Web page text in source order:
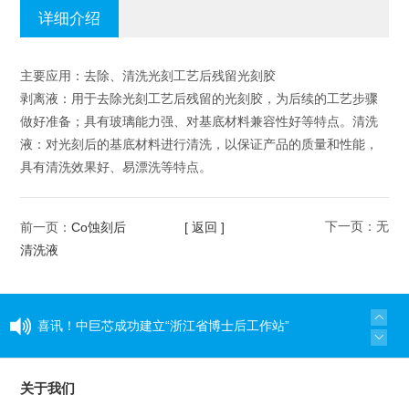
详细介绍
主要应用：去除、清洗光刻工艺后残留光刻胶
剥离液：用于去除光刻工艺后残留的光刻胶，为后续的工艺步骤
做好准备；具有玻璃能力强、对基底材料兼容性好等特点。清洗
液：对光刻后的基底材料进行清洗，以保证产品的质量和性能，
具有清洗效果好、易漂洗等特点。
前一页：Co蚀刻后
清洗液
[ 返回 ] 下一页：无
喜讯！中巨芯成功建立“浙江省博士后工作站”
关于我们